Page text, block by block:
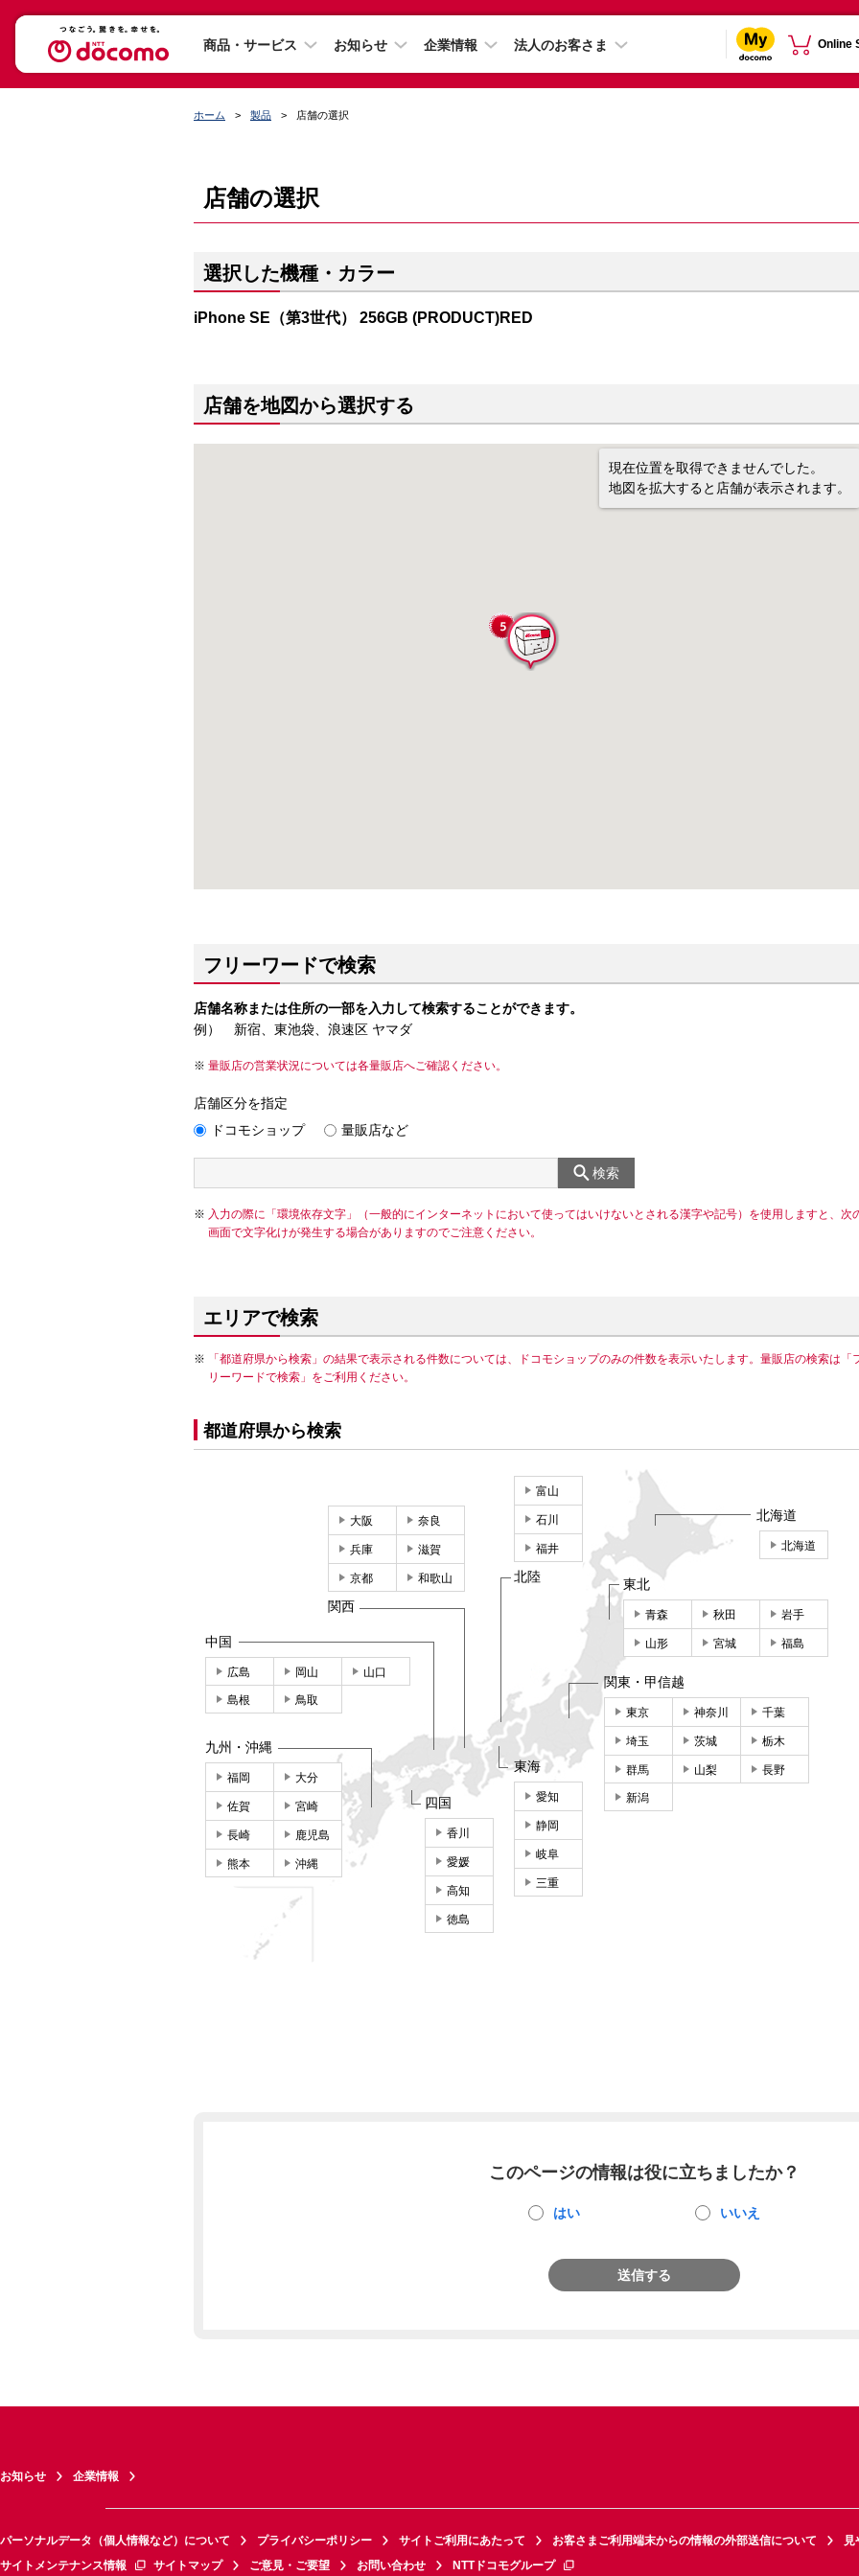
商品・サービス お知らせ 企業情報 法人のお客さま Online
ホーム 製品 店舗の選択
店舗の選択
選択した機種・カラー
iPhone SE（第3世代） 256GB (PRODUCT)RED
店舗を地図から選択する
現在位置を取得できませんでした。
地図を拡大すると店舗が表示されます。
フリーワードで検索
店舗名称または住所の一部を入力して検索することができます。
例） 新宿、東池袋、浪速区 ヤマダ
量販店の営業状況については各量販店へご確認ください。
店舗区分を指定
ドコモショップ
量販店など
検索
入力の際に「環境依存文字」（一般的にインターネットにおいて使ってはいけないとされる漢字や記号）を使用しますと、次
画面で文字化けが発生する場合がありますのでご注意ください。
エリアで検索
「都道府県から検索」の結果で表示される件数については、ドコモショップのみの件数を表示いたします。量販店の検索は「
リーワードで検索」をご利用ください。
都道府県から検索
北海道
北海道
東北
青森 秋田 岩手
山形 宮城 福島
関東・甲信越
東京 神奈川 千葉
埼玉 茨城 栃木
群馬 山梨 長野
新潟
東海
愛知
静岡
岐阜
三重
富山
石川
福井
北陸
大阪 奈良
兵庫 滋賀
京都 和歌山
関西
中国
広島 岡山 山口
島根 鳥取
四国
香川
愛媛
高知
徳島
九州・沖縄
福岡 大分
佐賀 宮崎
長崎 鹿児島
熊本 沖縄
このページの情報は役に立ちましたか？
はい いいえ
送信する
お知らせ 企業情報
パーソナルデータ（個人情報など）について プライバシーポリシー サイトご利用にあたって お客さまご利用端末からの情報の外部送信について
見
サイトメンテナンス情報
サイトマップ ご意見・ご要望 お問い合わせ NTTドコモグループ